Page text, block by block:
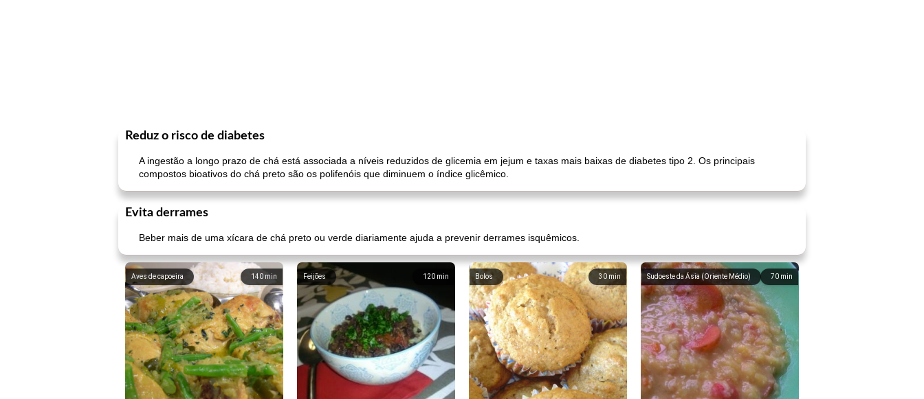
Reduz o risco de diabetes
A ingestão a longo prazo de chá está associada a níveis reduzidos de glicemia em jejum e taxas mais baixas de diabetes tipo 2. Os principais
compostos bioativos do chá preto são os polifenóis que diminuem o índice glicêmico.
Evita derrames
Beber mais de uma xícara de chá preto ou verde diariamente ajuda a prevenir derrames isquêmicos.
140 min
Aves de capoeira 120 min
Feijões 30 min
Bolos 70 min
Sudoeste da Ásia (Oriente Médio)